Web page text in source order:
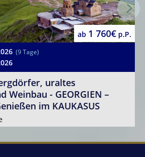
(9 Tage)
ab 1 760€ p.P.
uraltes
Weinbau - GEORGIEN –
im KAUKASUS